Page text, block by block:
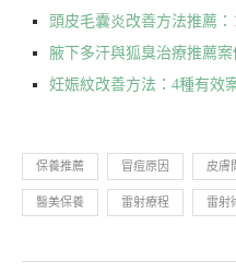
頭皮毛囊炎改善方法推薦
腋下多汗與狐臭治療推薦
妊娠紋改善方法：4種有效
保養推薦 冒痘原因 皮膚
醫美保養 雷射療程 雷射